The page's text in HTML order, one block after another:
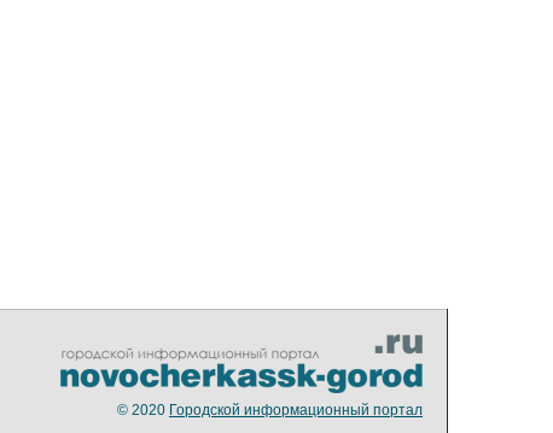
© 2020 Городской информационный портал